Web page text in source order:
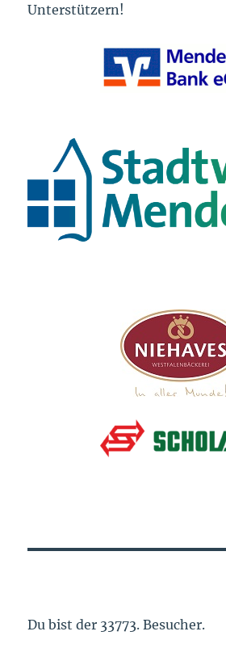
Unterstützern!
Du bist der 33773. Besucher.